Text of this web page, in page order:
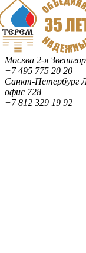
Москва 2-я
+7 495 775 20 20
Санкт-Петербург
офис 728
+7 812 329 19 92